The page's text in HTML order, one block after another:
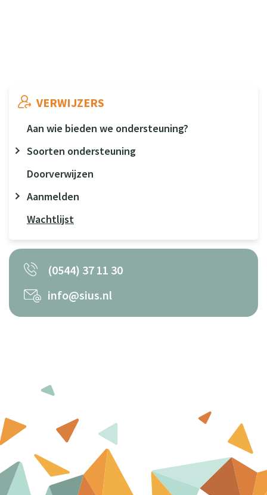
VERWIJZERS
Aan wie bieden we ondersteuning?
Soorten ondersteuning
Doorverwijzen
Aanmelden
Wachtlijst
(0544) 37 11 30
info@sius.nl